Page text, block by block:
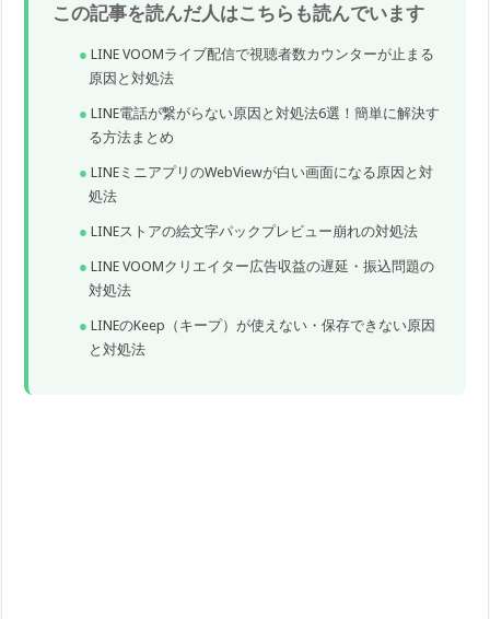
この記事を読んだ人はこちらも読んでいます
LINE VOOMライブ配信で視聴者数カウンターが止まる
原因と対処法
LINE電話が繋がらない原因と対処法6選！簡単に解決す
る方法まとめ
LINEミニアプリのWebViewが白い画面になる原因と対
処法
LINEストアの絵文字パックプレビュー崩れの対処法
LINE VOOMクリエイター広告収益の遅延・振込問題の
対処法
LINEのKeep（キープ）が使えない・保存できない原因
と対処法